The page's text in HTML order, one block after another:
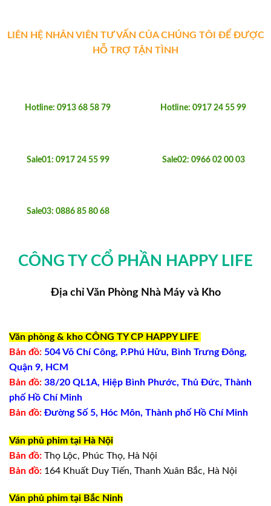
LIÊN HỆ NHÂN VIÊN TƯ VẤN CỦA CHÚNG TÔI ĐỂ ĐƯỢC
HỖ TRỢ TẬN TÌNH
Hotline: 0913 68 58 79 Hotline: 0917 24 55 99
Sale01: 0917 24 55 99 Sale02: 0966 02 00 03
Sale03: 0886 85 80 68
CÔNG TY CỔ PHẦN HAPPY LIFE
Địa chỉ Văn Phòng Nhà Máy và Kho
Văn phòng & kho CÔNG TY CP HAPPY LIFE
Bản đồ: 504 Võ Chí Công, P.Phú Hữu, Bình Trưng Đông,
Quận 9, HCM
Bản đồ: 38/20 QL1A, Hiệp Bình Phước, Thủ Đức, Thành
phố Hồ Chí Minh
Bản đồ: Đường Số 5, Hóc Môn, Thành phố Hồ Chí Minh
Ván phủ phim tại Hà Nội
Bản đồ: Thọ Lộc, Phúc Thọ, Hà Nội
Bản đồ: 164 Khuất Duy Tiến, Thanh Xuân Bắc, Hà Nội
Ván phủ phim tại Bắc Ninh